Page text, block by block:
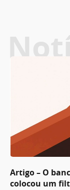
Artigo – O
colocou um